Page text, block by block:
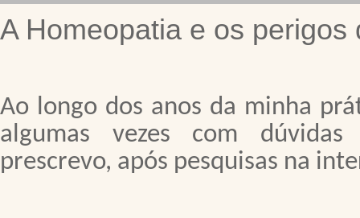
A Homeopatia e os perigos
Ao longo dos anos da minha
algumas vezes com
prescrevo, após pesquisas na